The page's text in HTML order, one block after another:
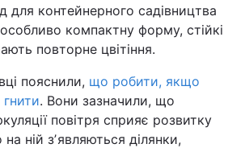
для контейнерного садівництва
компактну форму, стійкі
повторне цвітіння.
пояснили, що робити, якщо
. Вони зазначили, що
повітря сприяє розвитку
на ній зʼявляються ділянки,